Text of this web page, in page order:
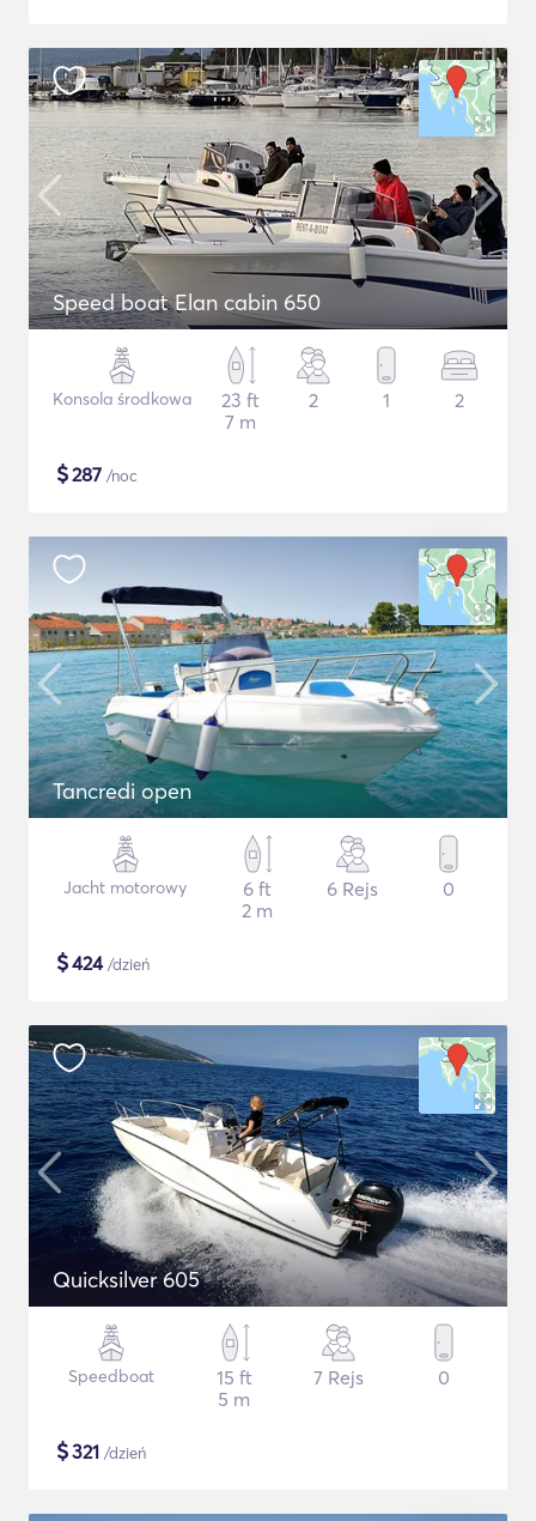
Speed boat Elan cabin 650
Konsola środkowa
23 ft
7 m
2 1 2
$287 /noc
Tancredi open
Jacht motorowy
6 ft
2 m
6 Rejs 0
$424/dzień
Quicksilver 605
Speedboat
15 ft
5 m
7 Rejs 0
$321 /dzień